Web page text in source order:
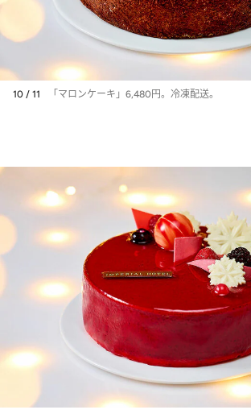
10 / 11 「マロンケーキ」6,480円。冷凍配送。